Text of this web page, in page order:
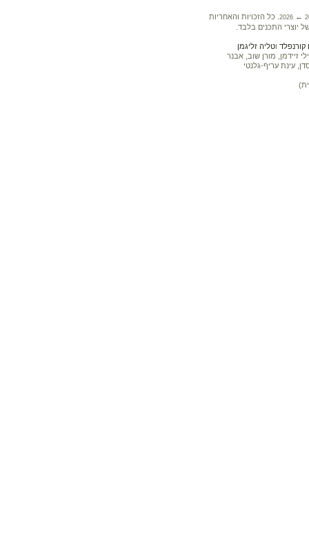
2026 ←
. כל הזכויות והאחריות
יוצרי התכנים בלבד.
וטליה זליגמן
זיידמן, מורן שוב, אבנר
עינת עריף-גלנטי